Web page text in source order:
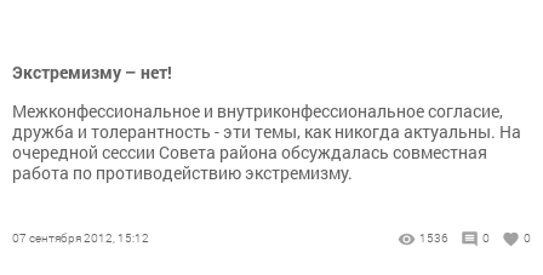
Экстремизму – нет!
Межконфессиональное и внутриконфессиональное согласие,
дружба и толерантность - эти темы, как никогда актуальны. На
очередной сессии Совета района обсуждалась совместная
работа по противодействию экстремизму.
07 сентября 2012, 15:12 1536 0 0